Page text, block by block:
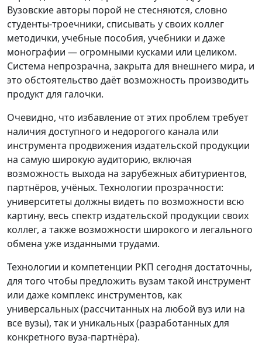
Вузовские авторы порой не стесняются, словно
студенты-троечники, списывать у своих коллег
методички, учебные пособия, учебники и даже
монографии — огромными кусками или целиком.
Система непрозрачна, закрыта для внешнего мира, и
это обстоятельство даёт возможность производить
продукт для галочки.
Очевидно, что избавление от этих проблем требует
наличия доступного и недорогого канала или
инструмента продвижения издательской продукции
на самую широкую аудиторию, включая
возможность выхода на зарубежных абитуриентов,
партнёров, учёных. Технологии прозрачности:
университеты должны видеть по возможности всю
картину, весь спектр издательской продукции своих
коллег, а также возможности широкого и легального
обмена уже изданными трудами.
Технологии и компетенции РКП сегодня достаточны,
для того чтобы предложить вузам такой инструмент
или даже комплекс инструментов, как
универсальных (рассчитанных на любой вуз или на
все вузы), так и уникальных (разработанных для
конкретного вуза-партнёра).